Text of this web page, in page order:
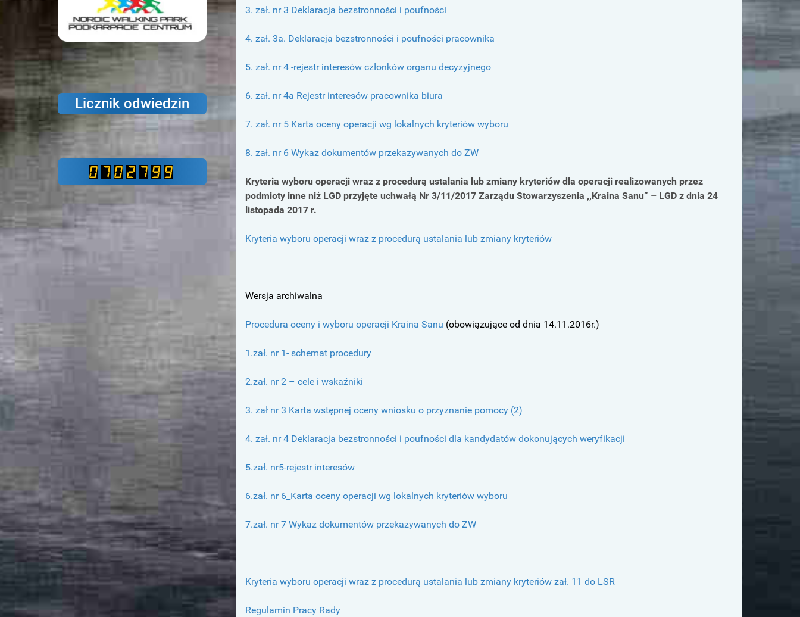
Licznik odwiedzin
3. zał. nr 3 Deklaracja bezstronności i poufności
4. zał. 3a. Deklaracja bezstronności i poufności pracownika
5. zał. nr 4 -rejestr interesów członków organu decyzyjnego
6. zał. nr 4a Rejestr interesów pracownika biura
7. zał. nr 5 Karta oceny operacji wg lokalnych kryteriów wyboru
8. zał. nr 6 Wykaz dokumentów przekazywanych do ZW
Kryteria wyboru operacji wraz z procedurą ustalania lub zmiany kryteriów dla operacji realizowanych przez
podmioty inne niż LGD przyjęte uchwałą Nr 3/11/2017 Zarządu Stowarzyszenia ,,Kraina Sanu” – LGD z dnia 24
listopada 2017 r.
Kryteria wyboru operacji wraz z procedurą ustalania lub zmiany kryteriów
Wersja archiwalna
Procedura oceny i wyboru operacji Kraina Sanu (obowiązujące od dnia 14.11.2016r.)
1.zał. nr 1- schemat procedury
2.zał. nr 2 – cele i wskaźniki
3. zał nr 3 Karta wstępnej oceny wniosku o przyznanie pomocy (2)
4. zał. nr 4 Deklaracja bezstronności i poufności dla kandydatów dokonujących weryfikacji
5.zał. nr5-rejestr interesów
6.zał. nr 6_Karta oceny operacji wg lokalnych kryteriów wyboru
7.zał. nr 7 Wykaz dokumentów przekazywanych do ZW
Kryteria wyboru operacji wraz z procedurą ustalania lub zmiany kryteriów zał. 11 do LSR
Regulamin Pracy Rady